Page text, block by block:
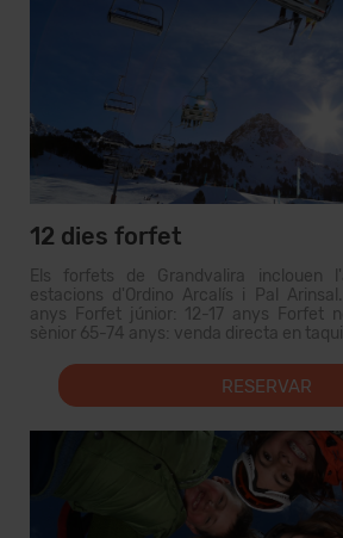
12 dies forfet
Els forfets de Grandvalira inclouen
estacions d'Ordino Arcalís i Pal
anys Forfet júnior: 12-17 anys Forfet
sènior 65-74 anys: venda directa en
RESERVAR